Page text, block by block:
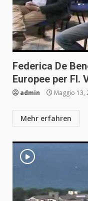
Federica De
Europee per FI.
admin Maggio 13,
Mehr erfahren